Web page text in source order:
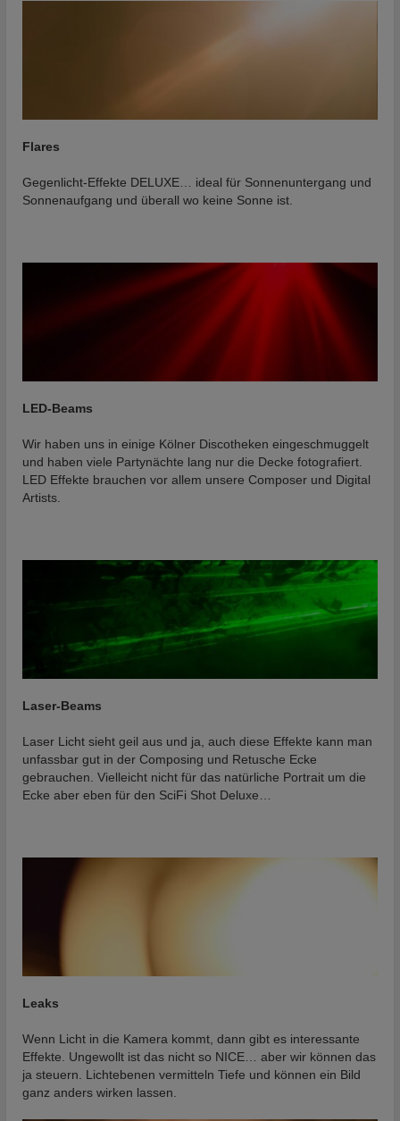
Flares
Gegenlicht-Effekte DELUXE… ideal für Sonnenuntergang und
Sonnenaufgang und überall wo keine Sonne ist.
LED-Beams
Wir haben uns in einige Kölner Discotheken eingeschmuggelt
und haben viele Partynächte lang nur die Decke fotografiert.
LED Effekte brauchen vor allem unsere Composer und Digital
Artists.
Laser-Beams
Laser Licht sieht geil aus und ja, auch diese Effekte kann man
unfassbar gut in der Composing und Retusche Ecke
gebrauchen. Vielleicht nicht für das natürliche Portrait um die
Ecke aber eben für den SciFi Shot Deluxe…
Leaks
Wenn Licht in die Kamera kommt, dann gibt es interessante
Effekte. Ungewollt ist das nicht so NICE… aber wir können das
ja steuern. Lichtebenen vermitteln Tiefe und können ein Bild
ganz anders wirken lassen.